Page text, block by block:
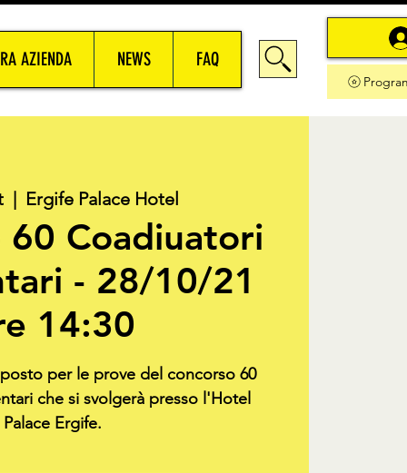
AZIENDA NEWS FAQ
  |
Ergife Palace Hotel
60 Coadiuatori
- 28/10/21
14:30
per le prove del concorso 60
che si svolgerà presso l'Hotel
Palace Ergife.